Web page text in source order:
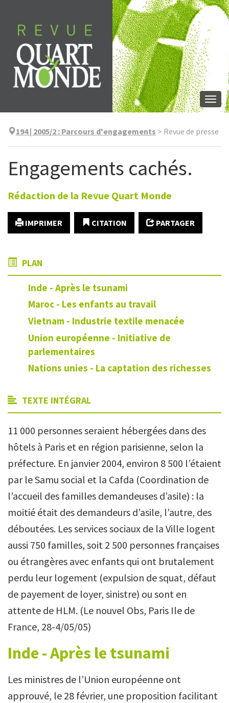
contenu
194 | 2005/2 : Parcours d'engagements > Revue de presse
Engagements cachés.
Rédaction de la Revue Quart Monde
IMPRIMER CITATION PARTAGER
PLAN
Inde - Après le tsunami
Maroc - Les enfants au travail
Vietnam - Industrie textile menacée
Union européenne - Initiative de
parlementaires
Nations unies - La captation des richesses
TEXTE INTÉGRAL
11 000 personnes seraient hébergées dans des
hôtels à Paris et en région parisienne, selon la
préfecture. En janvier 2004, environ 8 500 l’étaient
par le Samu social et la Cafda (Coordination de
l’accueil des familles demandeuses d’asile) : la
moitié était des demandeurs d’asile, l’autre, des
déboutées. Les services sociaux de la Ville logent
aussi 750 familles, soit 2 500 personnes françaises
ou étrangères avec enfants qui ont brutalement
perdu leur logement (expulsion de squat, défaut
de payement de loyer, sinistre) ou sont en
attente de HLM. (Le nouvel Obs, Paris Ile de
France, 28-4/05/05)
Inde - Après le tsunami
Les ministres de l’Union européenne ont
approuvé, le 28 février, une proposition facilitant